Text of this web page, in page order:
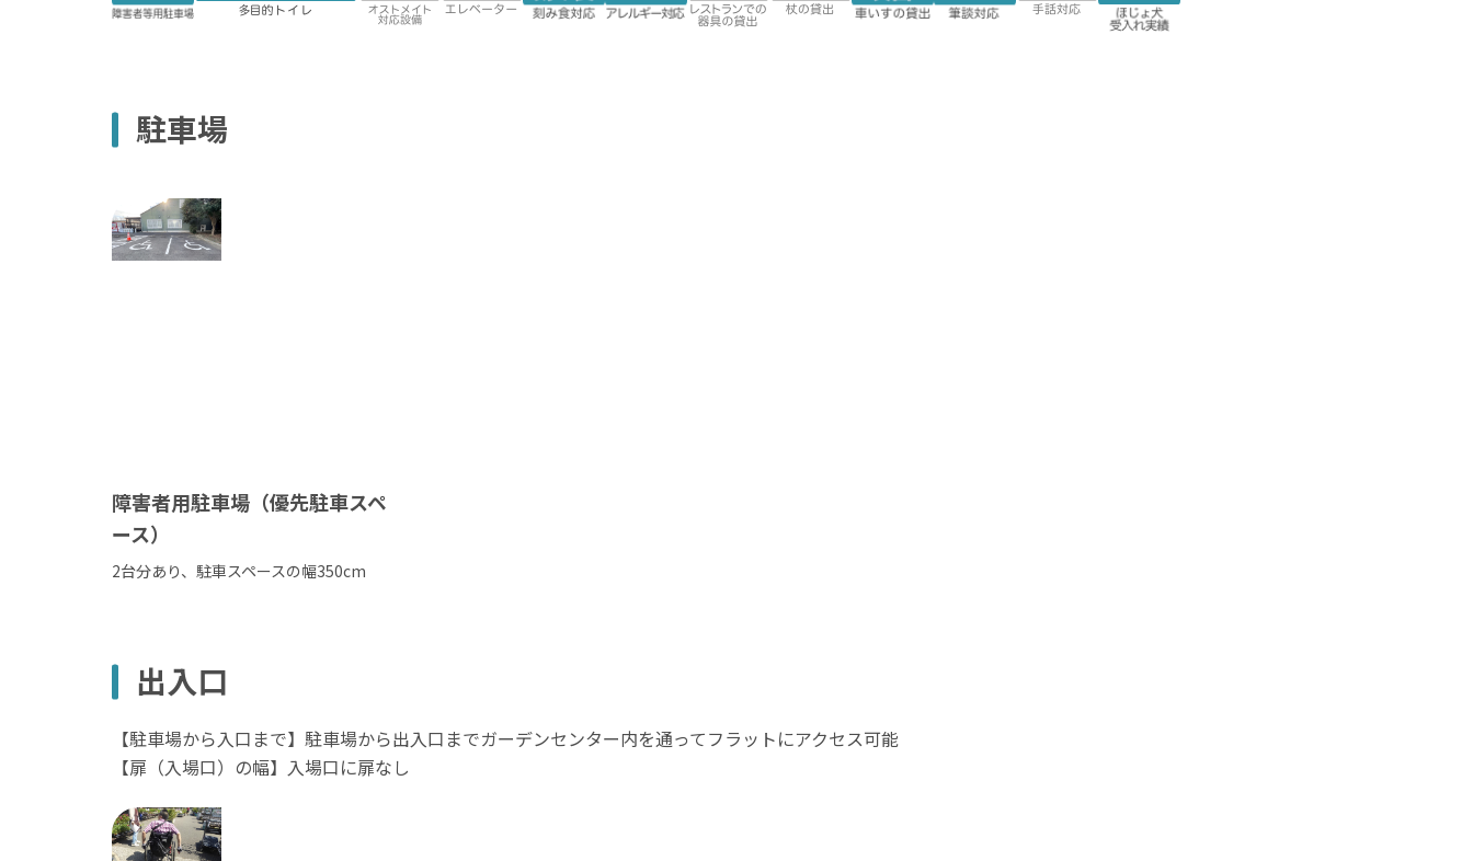
駐車場
障害者用駐車場（優先駐車スペ
ース）
2台分あり、駐車スペースの幅350cm
出入口
【駐車場から入口まで】駐車場から出入口までガーデンセンター内を通ってフラットにアクセス可能
【扉（入場口）の幅】入場口に扉なし